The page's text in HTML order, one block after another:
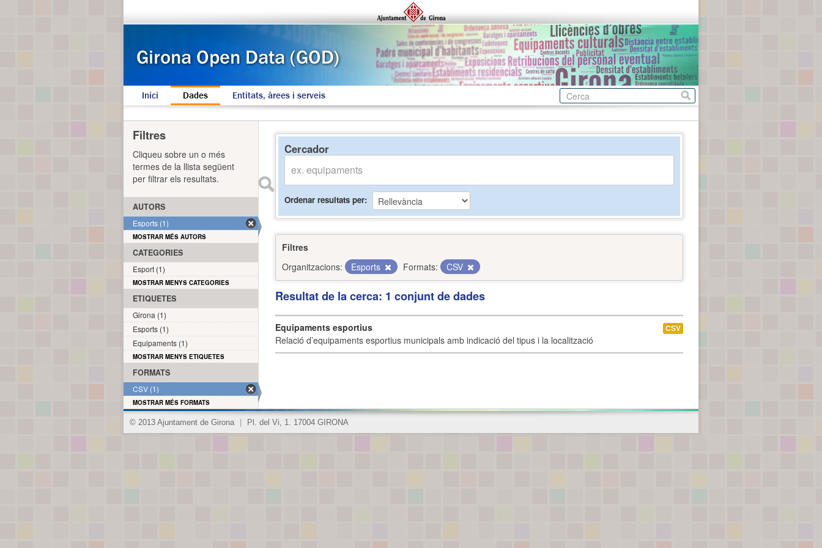
Inici Dades Entitats, àrees i serveis
Cercador
Ordenar resultats per
Filtres
Organitzacions:
Esports Formats: CSV
Resultat de la cerca: 1 conjunt de dades
Equipaments esportius
Relació d’equipaments esportius municipals amb indicació del tipus i la localització
CSV
Filtres
Cliqueu sobre un o més
termes de la llista següent
per filtrar els resultats.
AUTORS
Esports (1)
MOSTRAR MÉS AUTORS
CATEGORIES
Esport (1)
MOSTRAR MENYS CATEGORIES
ETIQUETES
Girona (1)
Esports (1)
Equipaments (1)
MOSTRAR MENYS ETIQUETES
FORMATS
CSV (1)
MOSTRAR MÉS FORMATS
© 2013 Ajuntament de Girona Pl. del Vi, 1. 17004 GIRONA